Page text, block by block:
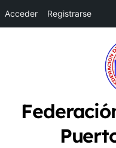
Acceder Registrarse